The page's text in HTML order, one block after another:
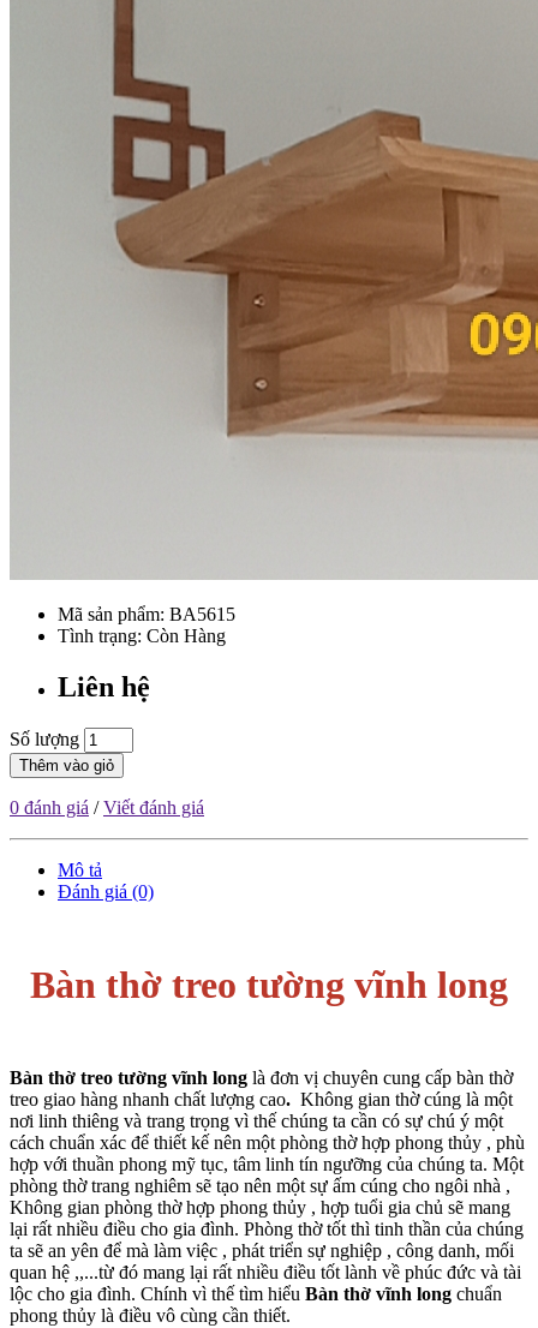
Mã sản phẩm: BA5615
Tình trạng: Còn Hàng
Liên hệ
Số lượng
Thêm vào giỏ
0 đánh giá /Viết đánh giá
Mô tả
Đánh giá (0)
Bàn thờ treo tường vĩnh long
Bàn thờ treo tường vĩnh long là đơn vị chuyên cung cấp bàn thờ
treo giao hàng nhanh chất lượng cao. Không gian thờ cúng là một
nơi linh thiêng và trang trọng vì thế chúng ta cần có sự chú ý một
cách chuẩn xác để thiết kế nên một phòng thờ hợp phong thủy , phù
hợp với thuần phong mỹ tục, tâm linh tín ngưỡng của chúng ta. Một
phòng thờ trang nghiêm sẽ tạo nên một sự ấm cúng cho ngôi nhà ,
Không gian phòng thờ hợp phong thủy , hợp tuổi gia chủ sẽ mang
lại rất nhiều điều cho gia đình. Phòng thờ tốt thì tinh thần của chúng
ta sẽ an yên để mà làm việc , phát triển sự nghiệp , công danh, mối
quan hệ ,,...từ đó mang lại rất nhiều điều tốt lành về phúc đức và tài
lộc cho gia đình. Chính vì thế tìm hiểu Bàn thờ vĩnh long chuẩn
phong thủy là điều vô cùng cần thiết.